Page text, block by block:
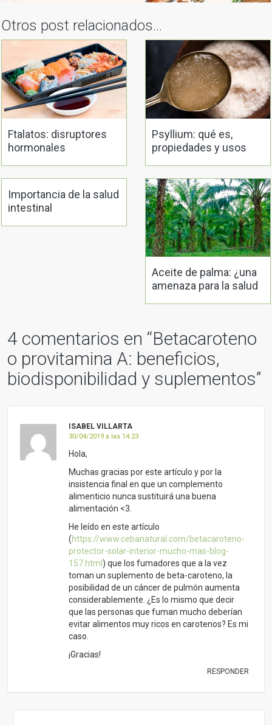
Otros post relacionados...
Ftalatos: disruptores
hormonales
Psyllium: qué es,
propiedades y usos
Importancia de la salud
intestinal
Aceite de palma: ¿una
amenaza para la salud
4 comentarios en “Betacaroteno
o provitamina A: beneficios,
biodisponibilidad y suplementos”
ISABEL VILLARTA
30/04/2019 a las 14:23
Hola,
Muchas gracias por este artículo y por la
insistencia final en que un complemento
alimenticio nunca sustituirá una buena
alimentación <3.
He leído en este artículo
(https://www.cebanatural.com/betacaroteno-
protector-solar-interior-mucho-mas-blog-
157.html ) que los fumadores que a la vez
toman un suplemento de beta-caroteno, la
posibilidad de un cáncer de pulmón aumenta
considerablemente. ¿Es lo mismo que decir
que las personas que fuman mucho deberían
evitar alimentos muy ricos en carotenos? Es mi
caso.
¡Gracias!
RESPONDER